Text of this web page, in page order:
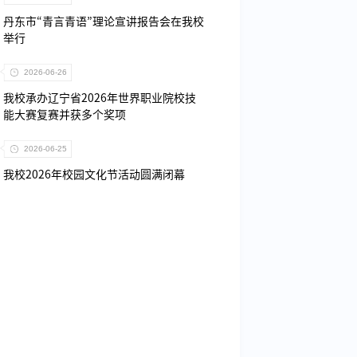
丹东市“青言青语”理论宣讲报告会在我校
举行
2026-06-26
我校承办辽宁省2026年世界职业院校技
能大赛复赛并获多个奖项
2026-06-25
我校2026年校园文化节活动圆满闭幕